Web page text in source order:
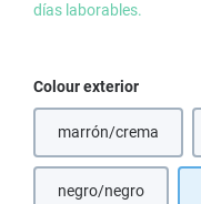
días laborables.
Seleccione
Colour exterior
marrón/crema
(Esta opción
negro/negro